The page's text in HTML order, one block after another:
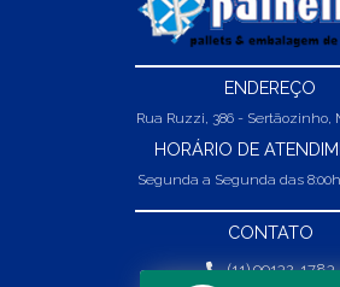
ENDEREÇO
Rua Ruzzi, 386 - Sertãozinho,
HORÁRIO DE
Segunda a Segunda das 8:00h
CONTATO
(11) 99132-1783